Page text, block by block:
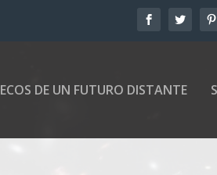
ECOS DE UN FUTURO DISTANTE